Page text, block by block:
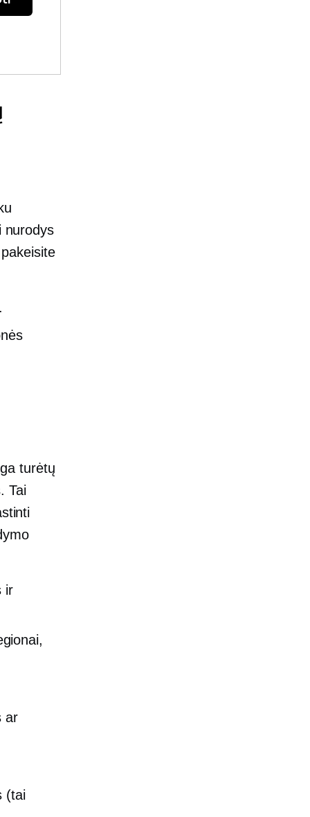
nurodys
turėtų
Tai
ir
ar
(tai